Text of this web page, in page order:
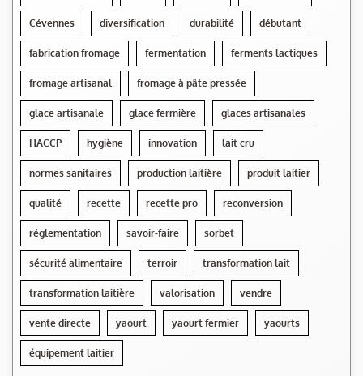
Cévennes diversification durabilité débutant
fabrication fromage fermentation ferments lactiques
fromage artisanal fromage à pâte pressée
glace artisanale glace fermière glaces artisanales
HACCP hygiène innovation lait cru
normes sanitaires production laitière produit laitier
qualité recette recette pro reconversion
réglementation savoir-faire sorbet
sécurité alimentaire terroir transformation lait
transformation laitière valorisation vendre
vente directe yaourt yaourt fermier yaourts
équipement laitier